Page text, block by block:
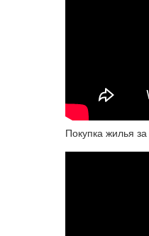
Покупка жилья